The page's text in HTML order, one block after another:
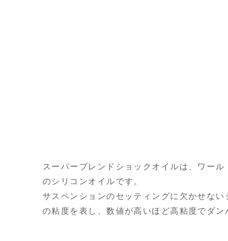
スーパーブレンドショックオイルは、ワー
のシリコンオイルです。
サスペンションのセッティングに欠かせな
の粘度を表し、数値が高いほど高粘度でダ